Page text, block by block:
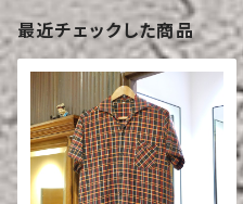
最近チェックした商品